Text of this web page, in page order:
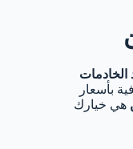
الخادمات
بأسعار
هي خيارك